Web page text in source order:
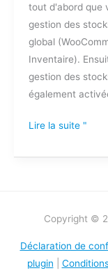
tout d'abord que
gestion des
global
Inventaire).
gestion des
également
FooSales
?
Lire la suite "
Copyright ©
Déclaration de
plugin